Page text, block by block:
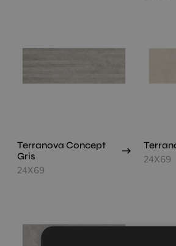
Terranova Concept
Gris
24X69
24X69